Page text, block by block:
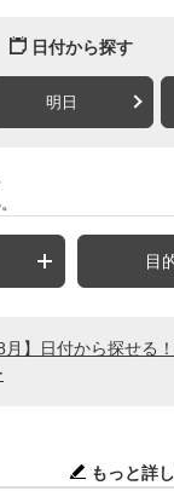
日付から探す
明日
目
月】日付から探せる
もっと詳